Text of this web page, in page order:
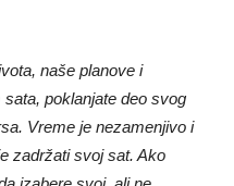
naše planove i
poklanjate deo svog
Vreme je nezamenjivo i
zadržati svoj sat. Ako